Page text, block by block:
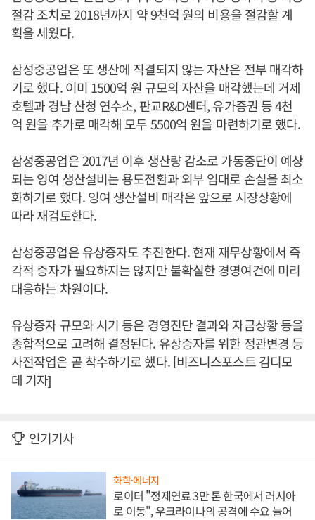
절감 조치로 2018년까지 약 9천억 원의 비용을 절감할 계
획을 세웠다.
삼성중공업은 또 생산에 직결되지 않는 자산은 전부 매각하
기로 했다. 이미 1500억 원 규모의 자산을 매각했는데 거제
호텔과 경남 산청 연수소, 판교R&D센터, 유가증권 등 4천
억 원을 추가로 매각해 모두 5500억 원을 마련하기로 했다.
삼성중공업은 2017년 이후 생산량 감소로 가동중단이 예상
되는 잉여 생산설비는 용도전환과 외부 임대로 손실을 최소
화하기로 했다. 잉여 생산설비 매각은 앞으로 시장상황에
따라 재검토한다.
삼성중공업은 유상증자도 추진한다. 현재 재무상황에서 즉
각적 증자가 필요하지는 않지만 불확실한 경영여건에 미리
대응하는 차원이다.
유상증자 규모와 시기 등은 경영진단 결과와 자금상황 등을
종합적으로 고려해 결정된다. 유상증자를 위한 정관변경 등
사전작업은 곧 착수하기로 했다. [비즈니스포스트 김디모
데 기자]
인기기사
화학·에너지
로이터 "정제연료 3만 톤 한국에서 러시아
로 이동", 우크라이나의 공격에 수요 늘어